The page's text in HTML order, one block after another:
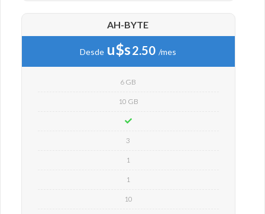
AH-BYTE
Desde u$s2.50 /mes
6 GB
10 GB
3
1
1
10